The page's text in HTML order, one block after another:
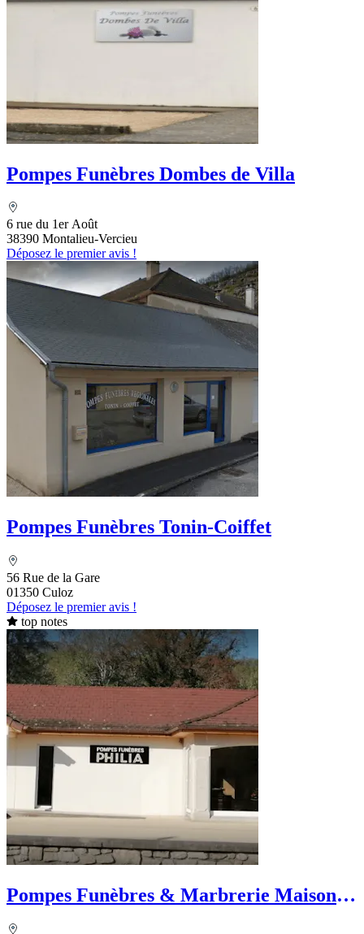
Pompes Funèbres Dombes de Villa
6 rue du 1er Août
38390 Montalieu-Vercieu
Déposez le premier avis !
Pompes Funèbres Tonin-Coiffet
56 Rue de la Gare
01350 Culoz
Déposez le premier avis !
top notes
Pompes Funèbres & Marbrerie Maison